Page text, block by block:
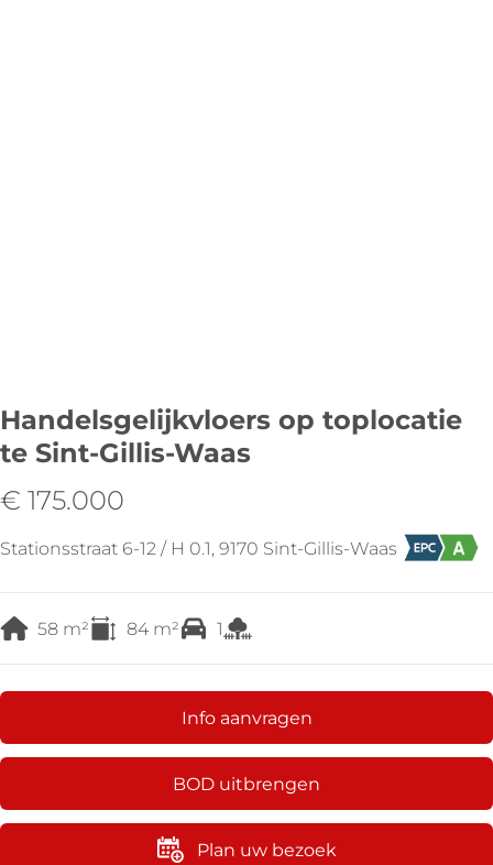
Handelsgelijkvloers op toplocatie
te Sint-Gillis-Waas
€ 175.000
Stationsstraat 6-12 / H 0.1, 9170 Sint-Gillis-Waas
58 m² 84 m² 1
Info aanvragen
BOD uitbrengen
Plan uw bezoek